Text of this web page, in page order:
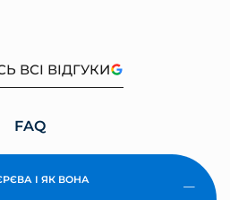
ВСІ ВІДГУКИ
FAQ
І ЯК ВОНА